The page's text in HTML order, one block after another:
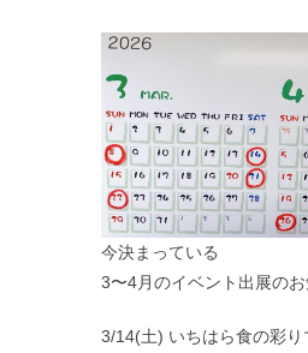
今決まっている
3〜4月のイベント出展のお
3/14(土) いちはら食の彩り